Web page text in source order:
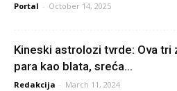
Portal - October 14, 2025
Kineski astrolozi tvrde: Ova tri
para kao blata, sreća...
Redakcija - March 11, 2024